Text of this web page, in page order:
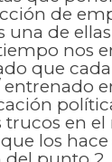
de
una de
nos
que
trucos en
los hace